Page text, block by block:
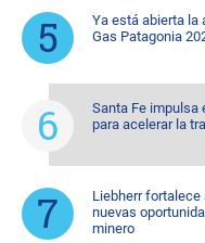
Ya está abierta la
Gas Patagonia
Santa Fe impulsa
para acelerar la
Liebherr fortalece
nuevas
minero